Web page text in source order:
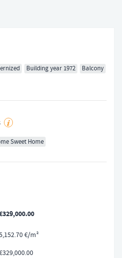
Building year 1972
Balcony
Sweet Home
€/m²